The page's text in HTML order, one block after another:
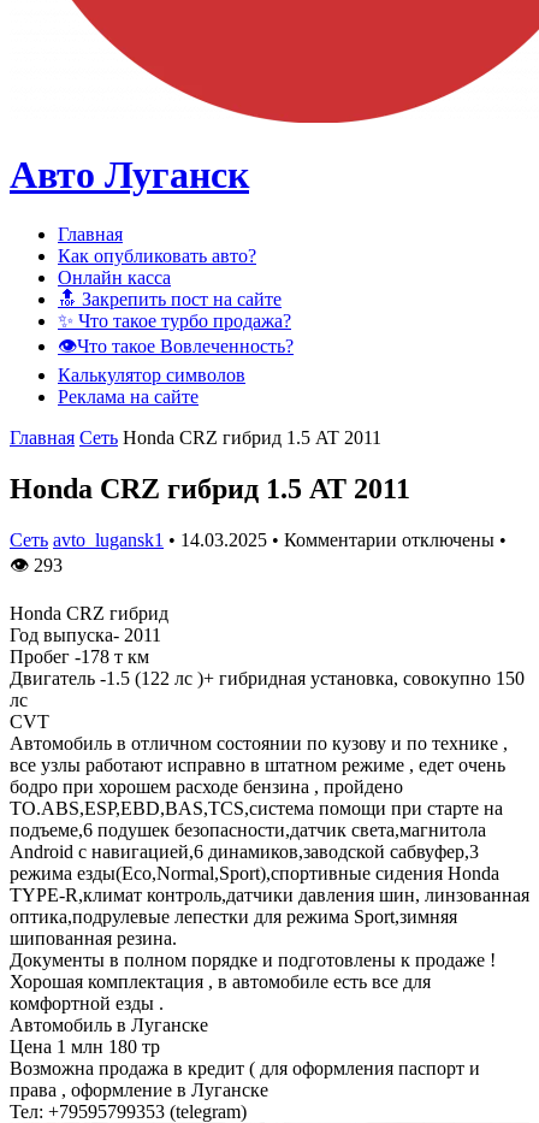
Авто Луганск
Главная
Как опубликовать авто?
Онлайн касса
🔝 Закрепить пост на сайте
✨ Что такое турбо продажа?
👁️Что такое Вовлеченность?
Калькулятор символов
Реклама на сайте
Главная Сеть Honda CRZ гибрид 1.5 AT 2011
Honda CRZ гибрид 1.5 AT 2011
Сеть avto_lugansk1 • 14.03.2025 • Комментарии отключены •
👁 293
Honda CRZ гибрид
Год выпуска- 2011
Пробег -178 т км
Двигатель -1.5 (122 лс )+ гибридная установка, совокупно 150
лс
CVT
Автомобиль в отличном состоянии по кузову и по технике ,
все узлы работают исправно в штатном режиме , едет очень
бодро при хорошем расходе бензина , пройдено
ТО.ABS,ESP,EBD,BAS,TCS,система помощи при старте на
подъеме,6 подушек безопасности,датчик света,магнитола
Android с навигацией,6 динамиков,заводской сабвуфер,3
режима езды(Eco,Normal,Sport),спортивные сидения Honda
TYPE-R,климат контроль,датчики давления шин, линзованная
оптика,подрулевые лепестки для режима Sport,зимняя
шипованная резина.
Документы в полном порядке и подготовлены к продаже !
Хорошая комплектация , в автомобиле есть все для
комфортной езды .
Автомобиль в Луганске
Цена 1 млн 180 тр
Возможна продажа в кредит ( для оформления паспорт и
права , оформление в Луганске
Тел: +79595799353 (telegram)